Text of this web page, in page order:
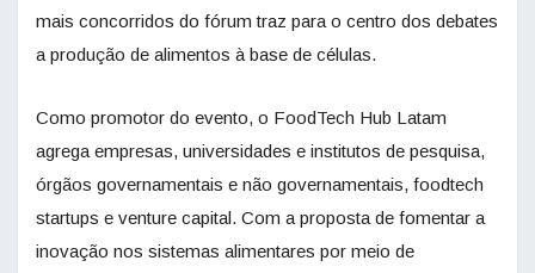
mais concorridos do fórum traz para o centro dos debates
a produção de alimentos à base de células.
Como promotor do evento, o FoodTech Hub Latam
agrega empresas, universidades e institutos de pesquisa,
órgãos governamentais e não governamentais, foodtech
startups e venture capital. Com a proposta de fomentar a
inovação nos sistemas alimentares por meio de